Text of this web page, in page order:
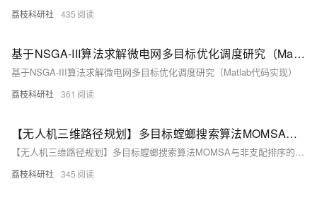
荔枝科研社 435
基于NSGA-III算法求解微电网多目标优化调度研究（Matlab代码实现）
基于NSGA-III算法求解微电网多目标优化调度研究（Matlab代码实现）
荔枝科研社 361
【无人机三维路径规划】多目标螳螂搜索算法MOMSA与非支配排序的鲸鱼优化算法NSWOA求解无人机三维路径规划研究（Matlab代码实现）
【无人机三维路径规划】多目标螳螂搜索算法MOMSA与非支配排序的鲸鱼优化算法NSWOA求解无人机三维路径规划研究（Matlab代码实现）
荔枝科研社 345